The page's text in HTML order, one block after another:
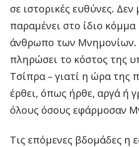
σε ιστορικές ευθύνες. Δεν
παραμένει στο ίδιο κόμμα
άνθρωπο των Μνημονίων.
πληρώσει το κόστος της
Τσίπρα – γιατί η ώρα της
έρθει, όπως ήρθε, αργά ή
όλους όσους εφάρμοσαν
Τις επόμενες βδομάδες η